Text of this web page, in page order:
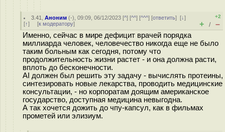
3.41 ,Аноним (-), 09:09, 06/12/2023 [^] [^^] [^^^] [ответить][↓]
[↑] [к модератору]
+2
+ / –
Именно, сейчас в мире дефицит врачей порядка
миллиарда человек, человечество никогда еще не было
таким больным как сегодня, потому что
продолжительность жизни растет - и она должна расти,
вплоть до бесконечности.
AI должен был решить эту задачу - вычислять протеины,
синтезировать новые лекарства, проводить медицинские
консультации, - но корпоратам доящим американское
государство, доступная медицина невыгодна.
А так хочется дожить до чпу-капсул, как в фильмах
прометей или элизиум.